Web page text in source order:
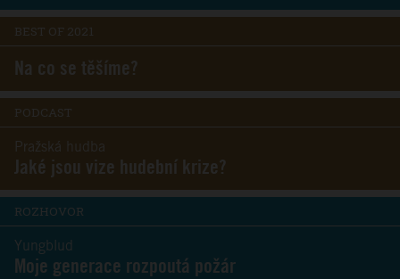
BEST OF 2021
Na co se těšíme?
PODCAST
Pražská hudba
Jaké jsou vize hudební krize?
ROZHOVOR
Yungblud
Moje generace rozpoutá požár